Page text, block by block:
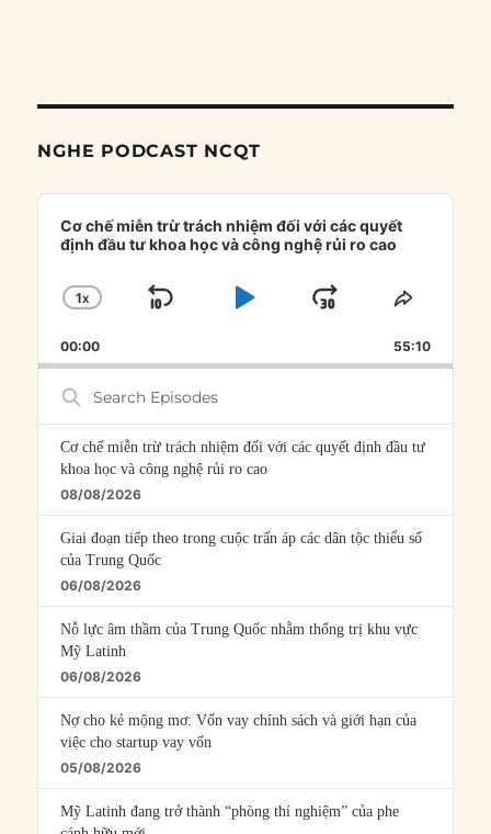
NGHE PODCAST NCQT
Audio
Player
Cơ chế miễn trừ trách nhiệm đối với các quyết
định đầu tư khoa học và công nghệ rủi ro cao
CHANGE
RATE
1X
SKIP
PLAYJUMP
FORWARD
SHARE
00:00 55:10
Search
Episodes
Cơ chế miễn trừ trách nhiệm đối với các quyết định đầu tư
khoa học và công nghệ rủi ro cao
08/08/2026
Giai đoạn tiếp theo trong cuộc trấn áp các dân tộc thiểu số
của Trung Quốc
06/08/2026
Nỗ lực âm thầm của Trung Quốc nhằm thống trị khu vực
Mỹ Latinh
06/08/2026
Nợ cho kẻ mộng mơ: Vốn vay chính sách và giới hạn của
việc cho startup vay vốn
05/08/2026
Mỹ Latinh đang trở thành “phòng thí nghiệm” của phe